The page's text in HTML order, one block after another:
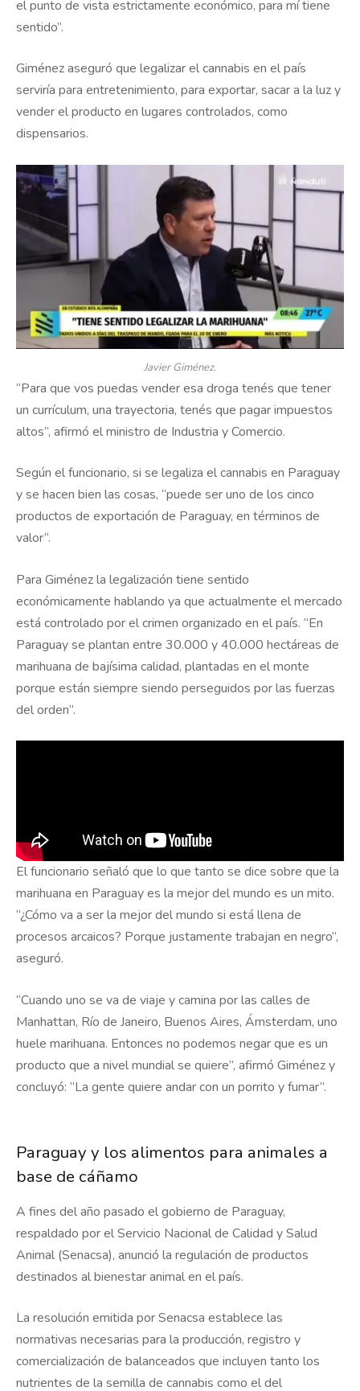
el punto de vista estrictamente económico, para mí tiene
sentido”.
Giménez aseguró que legalizar el cannabis en el país
serviría para entretenimiento, para exportar, sacar a la luz y
vender el producto en lugares controlados, como
dispensarios.
Javier Giménez.
“Para que vos puedas vender esa droga tenés que tener
un currículum, una trayectoria, tenés que pagar impuestos
altos”, afirmó el ministro de Industria y Comercio.
Según el funcionario, si se legaliza el cannabis en Paraguay
y se hacen bien las cosas, “puede ser uno de los cinco
productos de exportación de Paraguay, en términos de
valor”.
Para Giménez la legalización tiene sentido
económicamente hablando ya que actualmente el mercado
está controlado por el crimen organizado en el país. “En
Paraguay se plantan entre 30.000 y 40.000 hectáreas de
marihuana de bajísima calidad, plantadas en el monte
porque están siempre siendo perseguidos por las fuerzas
del orden”.
El funcionario señaló que lo que tanto se dice sobre que la
marihuana en Paraguay es la mejor del mundo es un mito.
“¿Cómo va a ser la mejor del mundo si está llena de
procesos arcaicos? Porque justamente trabajan en negro”,
aseguró.
“Cuando uno se va de viaje y camina por las calles de
Manhattan, Río de Janeiro, Buenos Aires, Ámsterdam, uno
huele marihuana. Entonces no podemos negar que es un
producto que a nivel mundial se quiere”, afirmó Giménez y
concluyó: “La gente quiere andar con un porrito y fumar”.
Paraguay y los alimentos para animales a
base de cáñamo
A fines del año pasado el gobierno de Paraguay,
respaldado por el Servicio Nacional de Calidad y Salud
Animal (Senacsa), anunció la regulación de productos
destinados al bienestar animal en el país.
La resolución emitida por Senacsa establece las
normativas necesarias para la producción, registro y
comercialización de balanceados que incluyen tanto los
nutrientes de la semilla de cannabis como el del